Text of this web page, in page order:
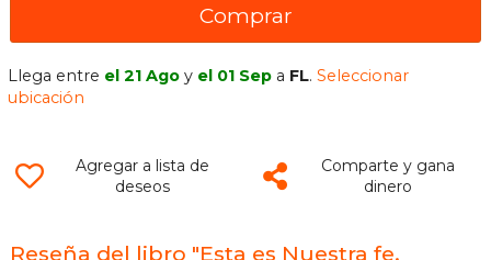
Comprar
Llega entre el 21 Ago y el 01 Sep a FL.Seleccionar
ubicación
Agregar a lista de
deseos
Comparte y gana
dinero
Reseña del libro "Esta es Nuestra fe.